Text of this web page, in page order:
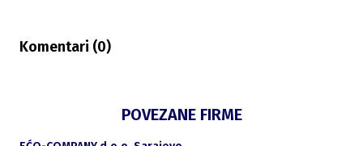
Komentari (0)
POVEZANE FIRME